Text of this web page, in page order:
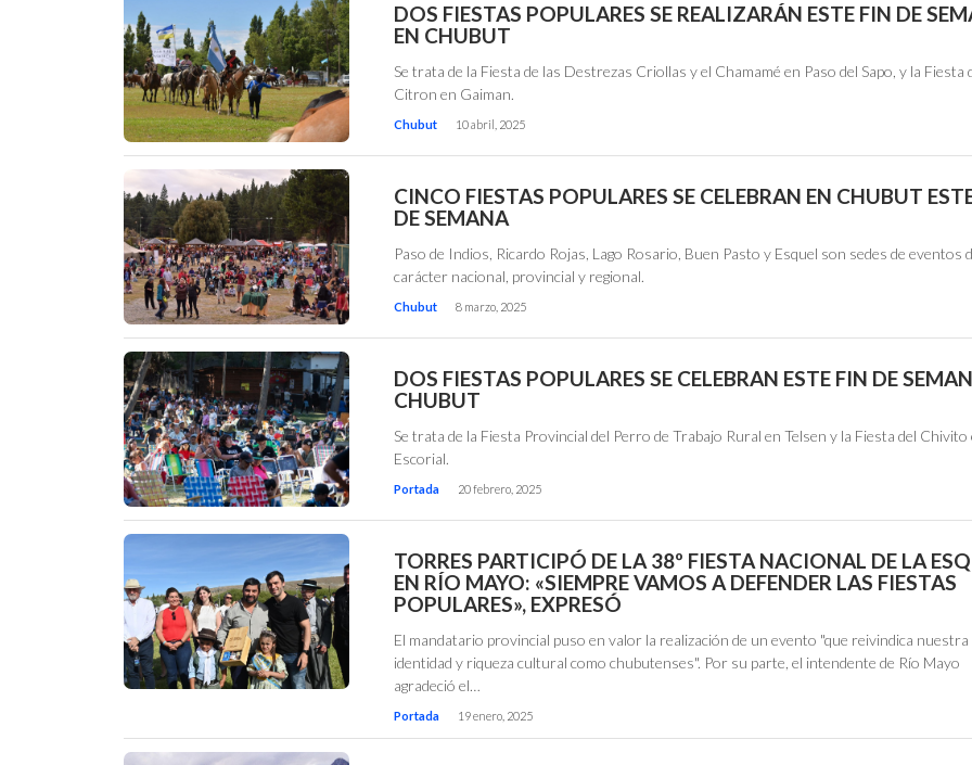
DOS FIESTAS POPULARES SE REALIZARÁN ESTE FIN DE
EN CHUBUT
Se trata de la Fiesta de las Destrezas Criollas y el Chamamé en Paso del Sapo, y la Fiesta
Citron en Gaiman.
Chubut 10 abril, 2025
CINCO FIESTAS POPULARES SE CELEBRAN EN CHUBUT
DE SEMANA
Paso de Indios, Ricardo Rojas, Lago Rosario, Buen Pasto y Esquel son sedes de eventos
carácter nacional, provincial y regional.
Chubut 8 marzo, 2025
DOS FIESTAS POPULARES SE CELEBRAN ESTE FIN DE
CHUBUT
Se trata de la Fiesta Provincial del Perro de Trabajo Rural en Telsen y la Fiesta del Chivito
Escorial.
Portada 20 febrero, 2025
TORRES PARTICIPÓ DE LA 38º FIESTA NACIONAL DE LA
EN RÍO MAYO: «SIEMPRE VAMOS A DEFENDER LAS FIESTAS
POPULARES», EXPRESÓ
El mandatario provincial puso en valor la realización de un evento "que reivindica nuestra
identidad y riqueza cultural como chubutenses". Por su parte, el intendente de Río Mayo
agradeció el…
Portada 19 enero, 2025